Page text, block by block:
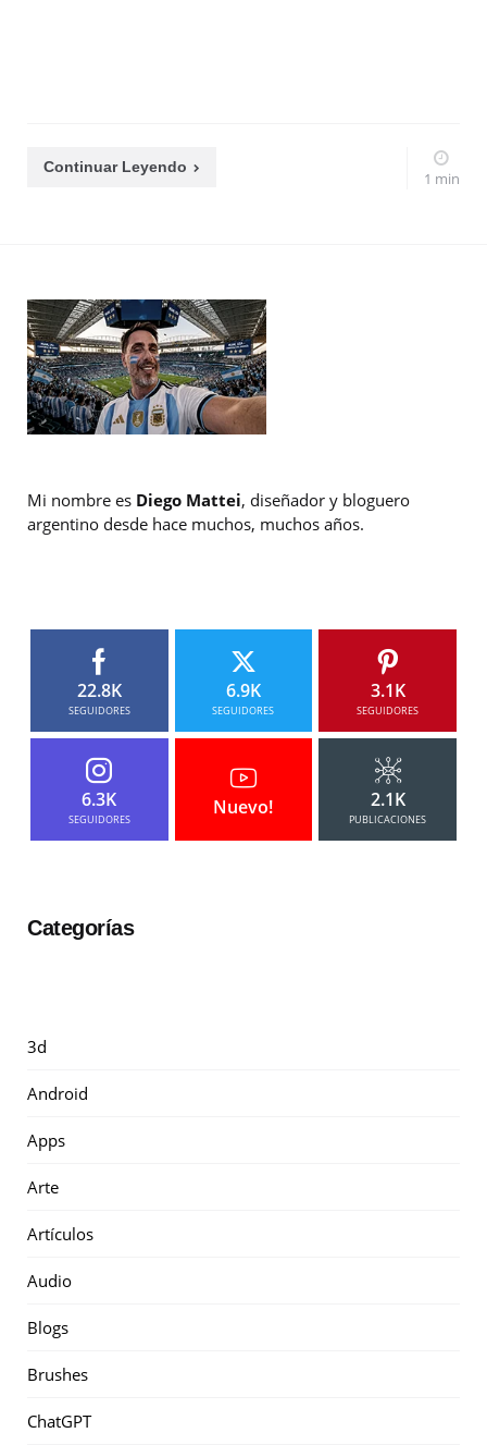
Continuar Leyendo
1 min
Mi nombre es Diego Mattei, diseñador y bloguero
argentino desde hace muchos, muchos años.
22.8K
SEGUIDORES
6.9K
SEGUIDORES
3.1K
SEGUIDORES
6.3K
SEGUIDORES
Nuevo! 2.1K
PUBLICACIONES
Categorías
3d
Android
Apps
Arte
Artículos
Audio
Blogs
Brushes
ChatGPT